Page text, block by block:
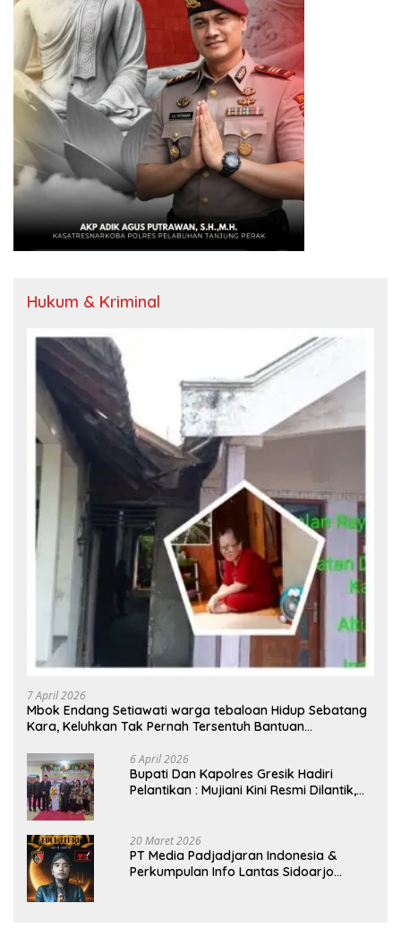
Hukum & Kriminal
7 April 2026
Mbok Endang Setiawati warga tebaloan Hidup Sebatang
Kara, Keluhkan Tak Pernah Tersentuh Bantuan
6 April 2026
​Bupati Dan Kapolres Gresik Hadiri
Pelantikan : Mujiani Kini Resmi Dilantik,
20 Maret 2026
PT Media Padjadjaran Indonesia &
Perkumpulan Info Lantas Sidoarjo